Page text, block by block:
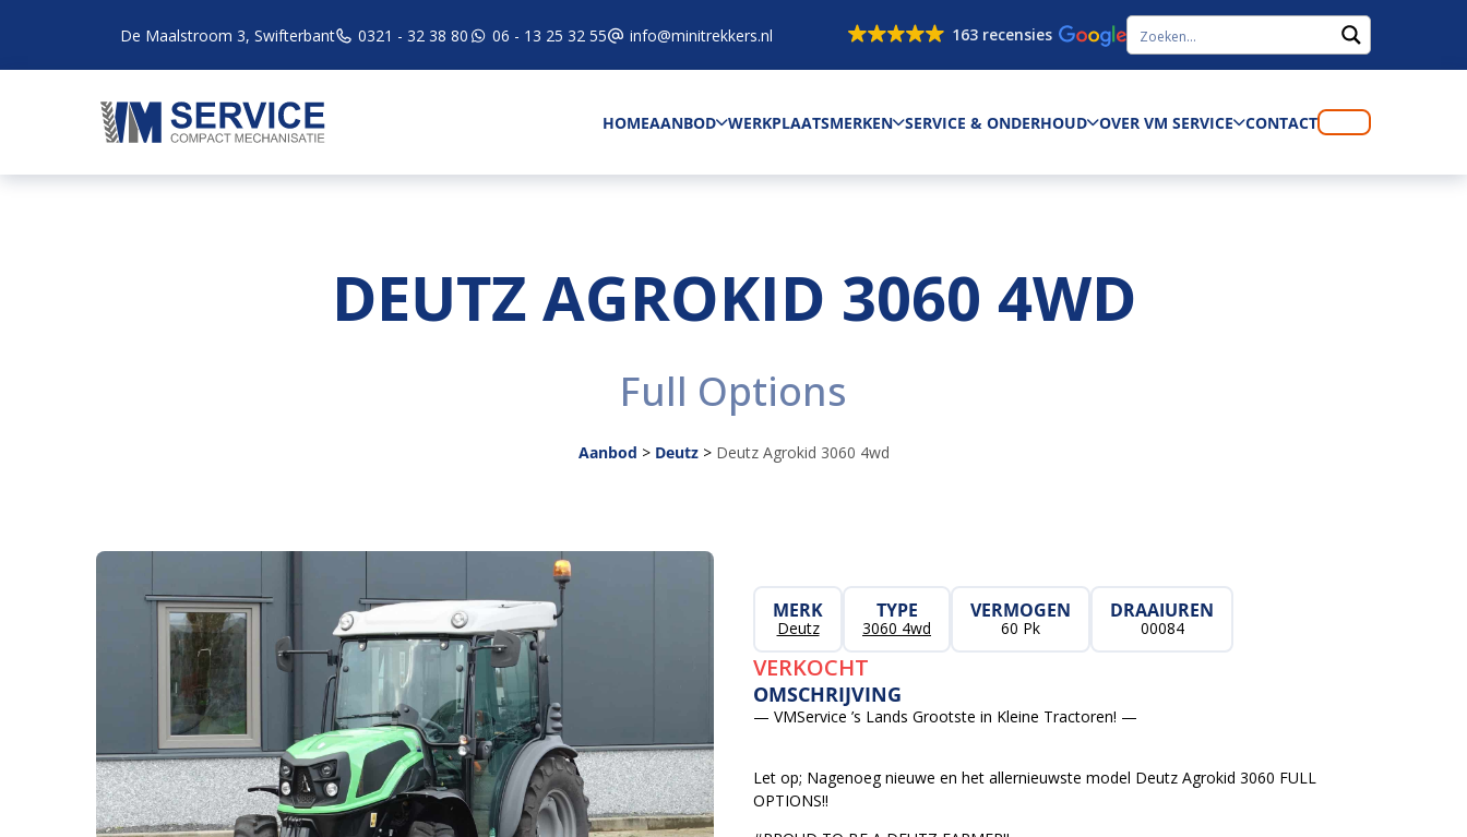
De Maalstroom 3, Swifterbant 0321 - 32 38 80 06 - 13 25 32 55 info@minitrekkers.nl 163 recensies
HOMEAANBOD WERKPLAATSMERKEN SERVICE & ONDERHOUD OVER VM SERVICE CONTACT
DEUTZ AGROKID 3060 4WD
Full Options
Aanbod > Deutz> Deutz Agrokid 3060 4wd
MERK
Deutz
TYPE
3060 4wd
VERMOGEN
60 Pk
DRAAIUREN
00084
VERKOCHT
OMSCHRIJVING
— VMService ’s Lands Grootste in Kleine Tractoren! —
Let op; Nagenoeg nieuwe en het allernieuwste model Deutz Agrokid 3060 FULL
OPTIONS!!